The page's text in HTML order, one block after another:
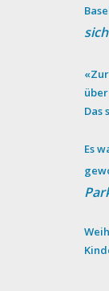
Das
Es